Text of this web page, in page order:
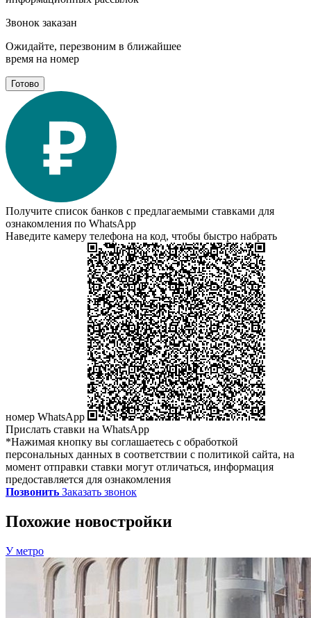
Звонок заказан
Ожидайте, перезвоним в ближайшее
время на номер
Готово
Получите список банков с предлагаемыми ставками для
ознакомления по WhatsApp
Наведите камеру телефона на код, чтобы быстро набрать
номер WhatsApp
Прислать ставки на WhatsApp
*Нажимая кнопку вы соглашаетесь с обработкой
персональных данных в соответствии с политикой сайта, на
момент отправки ставки могут отличаться, информация
предоставляется для ознакомления
Позвонить Заказать звонок
Похожие новостройки
У метро